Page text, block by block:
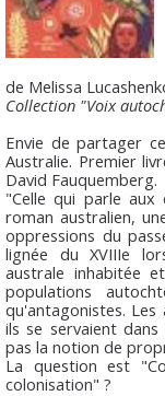
de Melissa
Collection "Voix
Envie de partager
Australie. Premier
David Fauquemberg.
"Celle qui parle
roman australien,
oppressions du
lignée du XVIIIe
australe inhabitée
populations
qu'antagonistes. Les
ils se servaient
pas la notion de
La question est
colonisation" ?